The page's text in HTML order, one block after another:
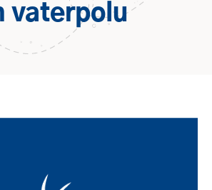
vaterpolu